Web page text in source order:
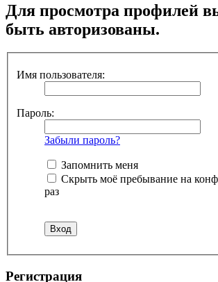
Для просмотра профилей
быть авторизованы.
Имя пользователя:
Пароль:
Забыли пароль?
Запомнить меня
Скрыть моё пребывание на
раз
Регистрация